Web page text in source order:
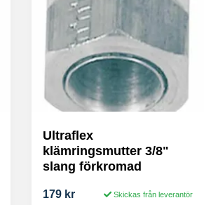
Ultraflex
klämringsmutter 3/8"
slang förkromad
179 kr Skickas från leverantör